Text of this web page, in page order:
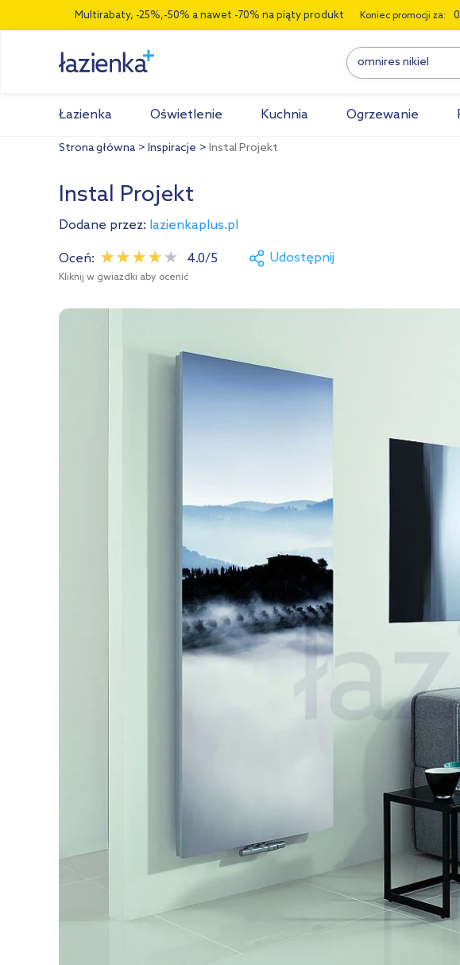
Multirabaty, -25%,-50% a nawet -70% na piąty produkt Koniec promocji za: 0
Łazienka Oświetlenie Kuchnia Ogrzewanie
Strona główna Inspiracje Instal Projekt
Instal Projekt
Dodane przez: lazienkaplus.pl
Oceń: 4.0/5
Kliknij w gwiazdki aby ocenić
Udostępnij